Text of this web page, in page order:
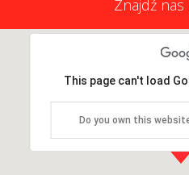
Znajdź
This page can't load
Do you own this